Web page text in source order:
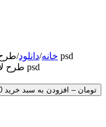
خانه/دانلود/ طرح لایه باز تقویم ۹۵ مذهبی حضرت فاطمه psd